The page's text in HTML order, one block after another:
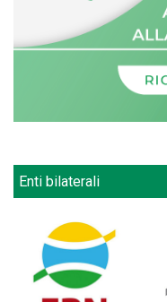
Enti bilaterali